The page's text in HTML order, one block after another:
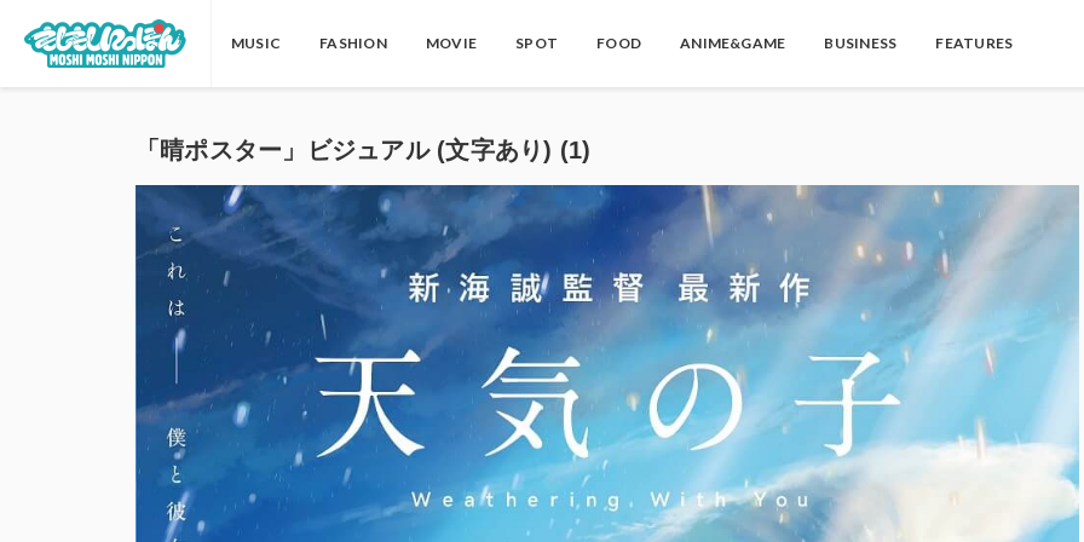
MUSIC FASHION MOVIE SPOT FOOD ANIME&GAME BUSINESS FEATURES
「晴ポスター」ビジュアル (文字あり) (1)